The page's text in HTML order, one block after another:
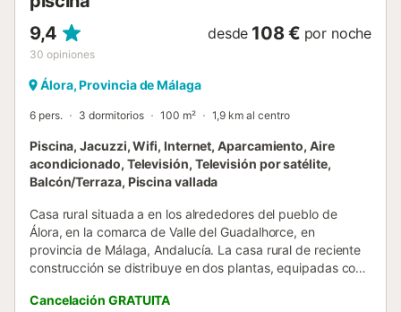
9,4
30 opiniones
desde 108 € por noche
Álora, Provincia de Málaga
6 pers. 3 dormitorios 100 m² 1,9 km al centro
Piscina, Jacuzzi, Wifi, Internet, Aparcamiento, Aire
acondicionado, Televisión, Televisión por satélite,
Balcón/Terraza, Piscina vallada
Casa rural situada a en los alrededores del pueblo de
Álora, en la comarca de Valle del Guadalhorce, en
provincia de Málaga, Andalucía. La casa rural de reciente
construcción se distribuye en dos plantas, equipadas con
planta se encuentran dos habitaciones, una con una cama
Cancelación GRATUITA